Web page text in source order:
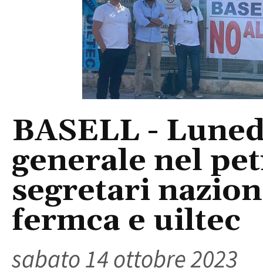
BASELL -
generale nel
segretari
fermca e uiltec
sabato 14 ottobre 2023